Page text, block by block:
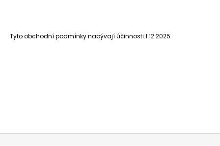
Tyto obchodní podmínky nabývají účinnosti 1.12.2025